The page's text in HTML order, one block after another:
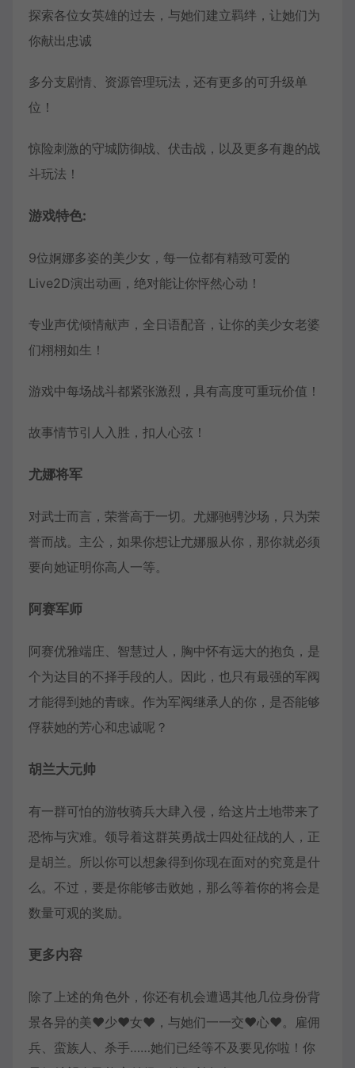
探索各位女英雄的过去，与她们建立羁绊，让她们为
你献出忠诚
多分支剧情、资源管理玩法，还有更多的可升级单
位！
惊险刺激的守城防御战、伏击战，以及更多有趣的战
斗玩法！
游戏特色:
9位婀娜多姿的美少女，每一位都有精致可爱的
Live2D演出动画，绝对能让你怦然心动！
专业声优倾情献声，全日语配音，让你的美少女老婆
们栩栩如生！
游戏中每场战斗都紧张激烈，具有高度可重玩价值！
故事情节引人入胜，扣人心弦！
尤娜将军
对武士而言，荣誉高于一切。尤娜驰骋沙场，只为荣
誉而战。主公，如果你想让尤娜服从你，那你就必须
要向她证明你高人一等。
阿赛军师
阿赛优雅端庄、智慧过人，胸中怀有远大的抱负，是
个为达目的不择手段的人。因此，也只有最强的军阀
才能得到她的青睐。作为军阀继承人的你，是否能够
俘获她的芳心和忠诚呢？
胡兰大元帅
有一群可怕的游牧骑兵大肆入侵，给这片土地带来了
恐怖与灾难。领导着这群英勇战士四处征战的人，正
是胡兰。所以你可以想象得到你现在面对的究竟是什
么。不过，要是你能够击败她，那么等着你的将会是
数量可观的奖励。
更多内容
除了上述的角色外，你还有机会遭遇其他几位身份背
景各异的美♥少♥女♥，与她们一一交♥心♥。雇佣
兵、蛮族人、杀手……她们已经等不及要见你啦！你